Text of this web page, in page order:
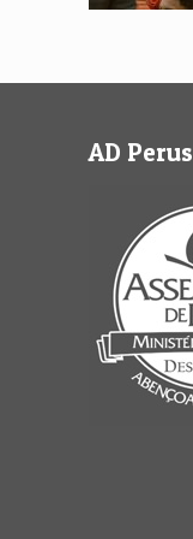
AD Perus